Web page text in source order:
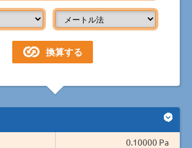
0.10000 Pa